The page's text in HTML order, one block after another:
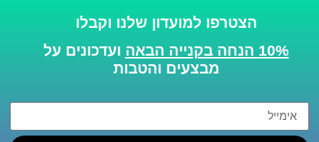
הצטרפו למועדון שלנו וקבלו
10% הנחה בקנייה הבאה
ועדכונים על
מבצעים והטבות